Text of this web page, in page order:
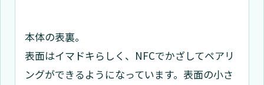
本体の表裏。
表面はイマドキらしく、NFCでかざしてペアリ
ングができるようになっています。表面の小さ